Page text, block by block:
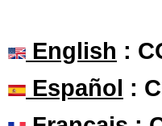
English :
Español :